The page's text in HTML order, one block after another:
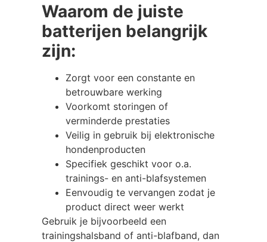
Waarom de juiste
batterijen belangrijk
zijn:
Zorgt voor een constante en
betrouwbare werking
Voorkomt storingen of
verminderde prestaties
Veilig in gebruik bij elektronische
hondenproducten
Specifiek geschikt voor o.a.
trainings- en anti-blafsystemen
Eenvoudig te vervangen zodat je
product direct weer werkt
Gebruik je bijvoorbeeld een
trainingshalsband of anti-blafband, dan